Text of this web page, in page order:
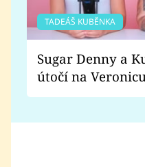
TADEÁŠ KUBĚNKA
Sugar Denny a
útočí na
Proč je podle